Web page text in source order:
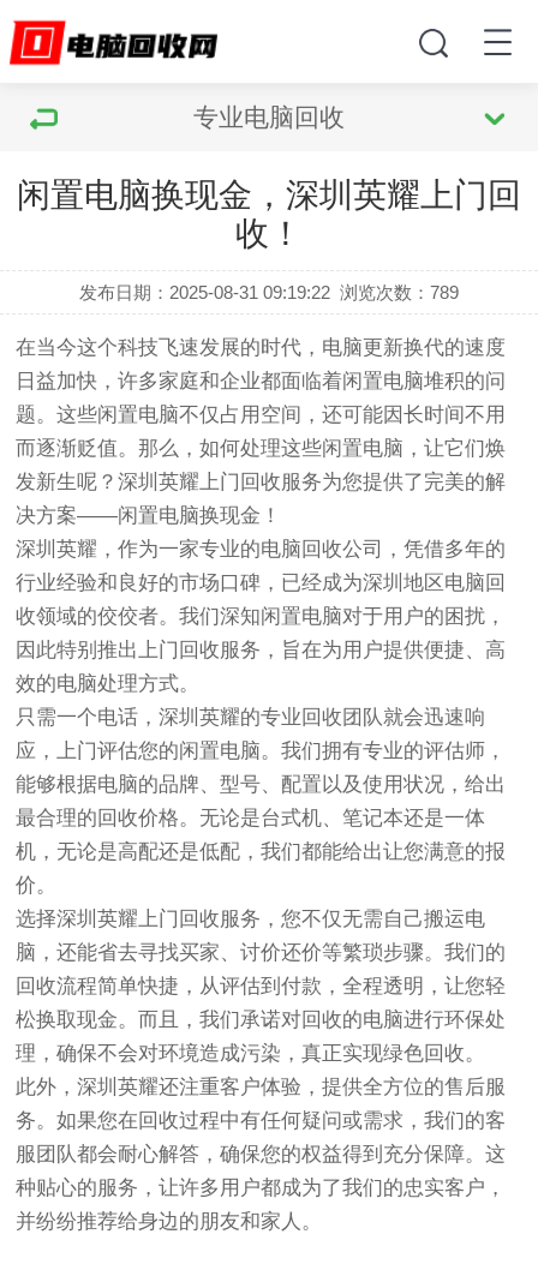
专业电脑回收
闲置电脑换现金，深圳英耀上门回
收！
发布日期：2025-08-31 09:19:22 浏览次数：789
在当今这个科技飞速发展的时代，电脑更新换代的速度
日益加快，许多家庭和企业都面临着闲置电脑堆积的问
题。这些闲置电脑不仅占用空间，还可能因长时间不用
而逐渐贬值。那么，如何处理这些闲置电脑，让它们焕
发新生呢？深圳英耀上门回收服务为您提供了完美的解
决方案——闲置电脑换现金！
深圳英耀，作为一家专业的电脑回收公司，凭借多年的
行业经验和良好的市场口碑，已经成为深圳地区电脑回
收领域的佼佼者。我们深知闲置电脑对于用户的困扰，
因此特别推出上门回收服务，旨在为用户提供便捷、高
效的电脑处理方式。
只需一个电话，深圳英耀的专业回收团队就会迅速响
应，上门评估您的闲置电脑。我们拥有专业的评估师，
能够根据电脑的品牌、型号、配置以及使用状况，给出
最合理的回收价格。无论是台式机、笔记本还是一体
机，无论是高配还是低配，我们都能给出让您满意的报
价。
选择深圳英耀上门回收服务，您不仅无需自己搬运电
脑，还能省去寻找买家、讨价还价等繁琐步骤。我们的
回收流程简单快捷，从评估到付款，全程透明，让您轻
松换取现金。而且，我们承诺对回收的电脑进行环保处
理，确保不会对环境造成污染，真正实现绿色回收。
此外，深圳英耀还注重客户体验，提供全方位的售后服
务。如果您在回收过程中有任何疑问或需求，我们的客
服团队都会耐心解答，确保您的权益得到充分保障。这
种贴心的服务，让许多用户都成为了我们的忠实客户，
并纷纷推荐给身边的朋友和家人。